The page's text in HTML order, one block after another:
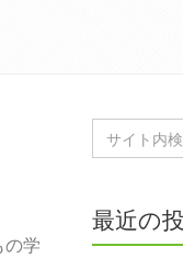
の学
最近の